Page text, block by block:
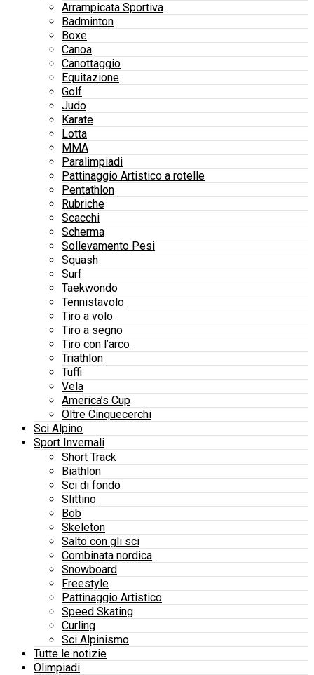
Arrampicata Sportiva
Badminton
Boxe
Canoa
Canottaggio
Equitazione
Golf
Judo
Karate
Lotta
MMA
Paralimpiadi
Pattinaggio Artistico a rotelle
Pentathlon
Rubriche
Scacchi
Scherma
Sollevamento Pesi
Squash
Surf
Taekwondo
Tennistavolo
Tiro a volo
Tiro a segno
Tiro con l’arco
Triathlon
Tuffi
Vela
America’s Cup
Oltre Cinquecerchi
Sci Alpino
Sport Invernali
Short Track
Biathlon
Sci di fondo
Slittino
Bob
Skeleton
Salto con gli sci
Combinata nordica
Snowboard
Freestyle
Pattinaggio Artistico
Speed Skating
Curling
Sci Alpinismo
Tutte le notizie
Olimpiadi